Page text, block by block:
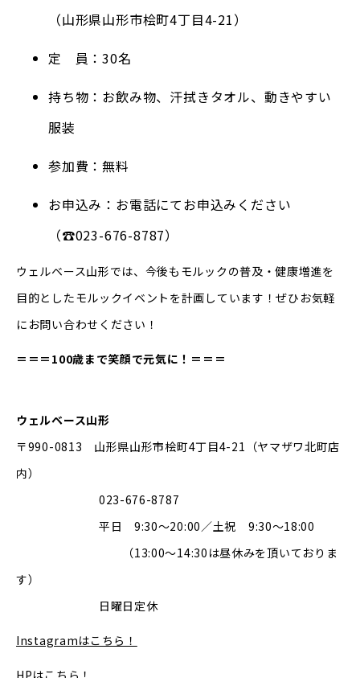
（山形県山形市桧町4丁目4-21）
定 員：30名
持ち物：お飲み物、汗拭きタオル、動きやすい
服装
参加費：無料
お申込み：お電話にてお申込みください
（☎023-676-8787）
ウェルベース山形では、今後もモルックの普及・健康増進を
目的としたモルックイベントを計画しています！ぜひお気軽
にお問い合わせください！
＝＝＝100歳まで笑顔で元気に！＝＝＝
ウェルベース山形
〒990-0813 山形県山形市桧町4丁目4-21（ヤマザワ北町店
内）
023-676-8787
平日 9:30～20:00／土祝 9:30～18:00
（13:00～14:30は昼休みを頂いておりま
す）
日曜日定休
Instagramはこちら！